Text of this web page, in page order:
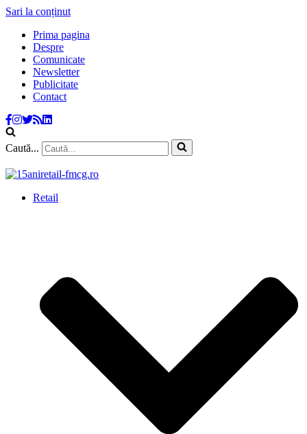
Sari la conținut
Prima pagina
Despre
Comunicate
Newsletter
Publicitate
Contact
Caută...
Retail